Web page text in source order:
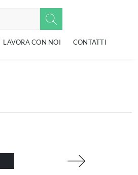
LAVORA CON NOI CONTATTI